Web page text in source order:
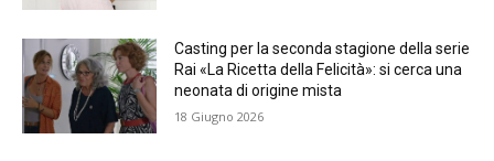
Casting per la seconda stagione della serie
Rai «La Ricetta della Felicità»: si cerca una
neonata di origine mista
18 Giugno 2026